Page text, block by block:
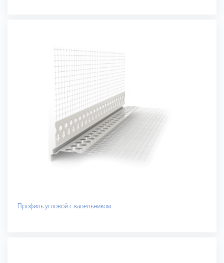
Профиль угловой с капельником